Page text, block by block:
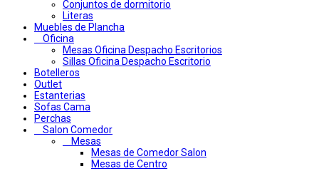
Conjuntos de dormitorio
Literas
Muebles de Plancha
Oficina
Mesas Oficina Despacho Escritorios
Sillas Oficina Despacho Escritorio
Botelleros
Outlet
Estanterias
Sofas Cama
Perchas
Salon Comedor
Mesas
Mesas de Comedor Salon
Mesas de Centro